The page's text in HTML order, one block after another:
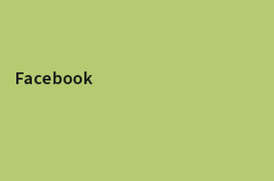
Facebook